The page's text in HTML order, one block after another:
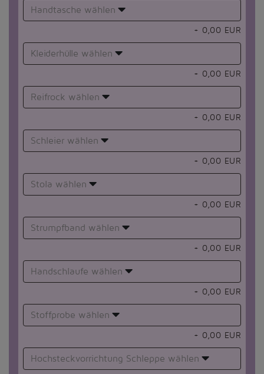
Handtasche wählen
+ 0,00 EUR
Kleiderhülle wählen
+ 0,00 EUR
Reifrock wählen
+ 0,00 EUR
Schleier wählen
+ 0,00 EUR
Stola wählen
+ 0,00 EUR
Strumpfband wählen
+ 0,00 EUR
Handschlaufe wählen
+ 0,00 EUR
Stoffprobe wählen
+ 0,00 EUR
Hochsteckvorrichtung Schleppe wählen